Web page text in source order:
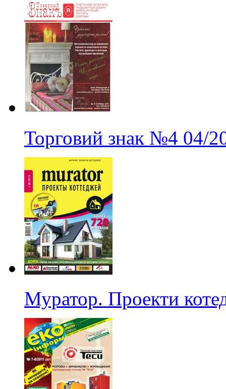
Торговий знак №4 04/
Муратор. Проекти